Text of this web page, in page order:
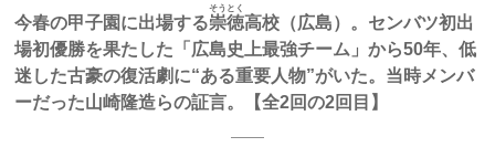
今春の甲子園に出場する崇徳
そうとく
高校（広島）。センバツ初出
場初優勝を果たした「広島史上最強チーム」から50年、低
迷した古豪の復活劇に“ある重要人物”がいた。当時メンバ
ーだった山崎隆造らの証言。【全2回の2回目】